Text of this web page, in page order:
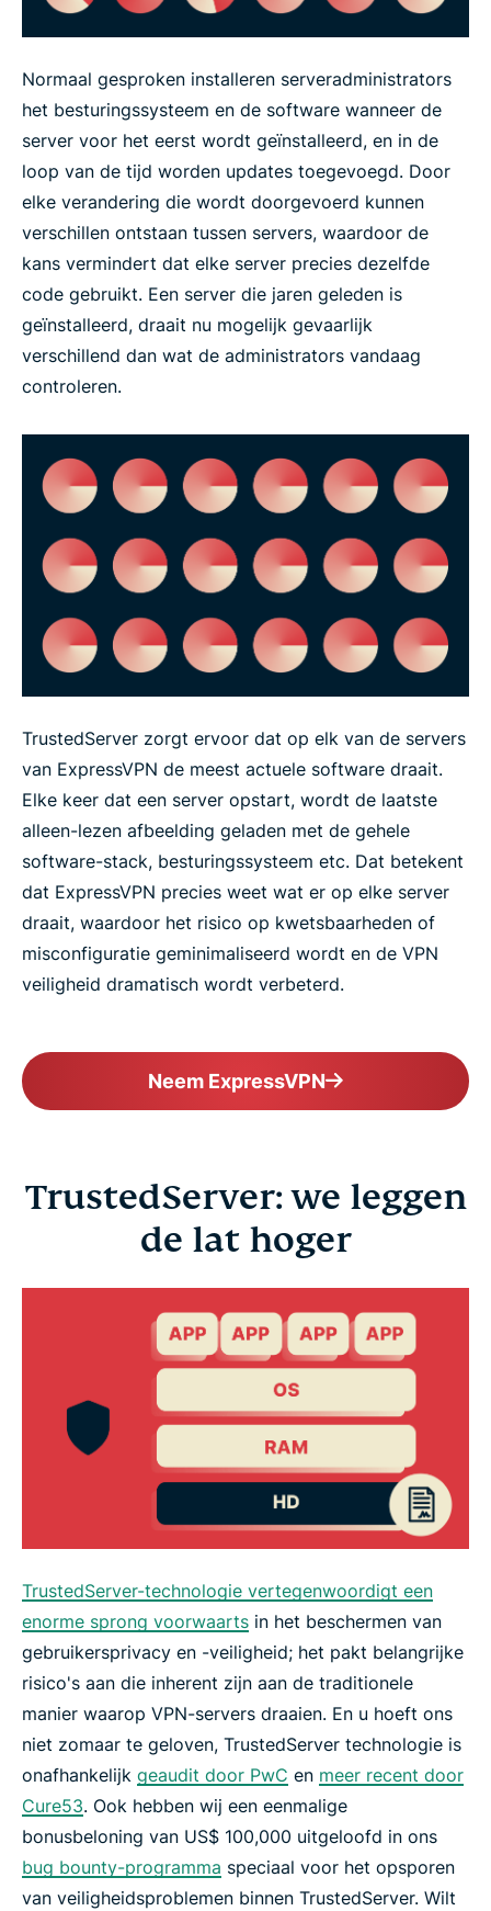
Normaal gesproken installeren serveradministrators
het besturingssysteem en de software wanneer de
server voor het eerst wordt geïnstalleerd, en in de
loop van de tijd worden updates toegevoegd. Door
elke verandering die wordt doorgevoerd kunnen
verschillen ontstaan tussen servers, waardoor de
kans vermindert dat elke server precies dezelfde
code gebruikt. Een server die jaren geleden is
geïnstalleerd, draait nu mogelijk gevaarlijk
verschillend dan wat de administrators vandaag
controleren.
TrustedServer zorgt ervoor dat op elk van de servers
van ExpressVPN de meest actuele software draait.
Elke keer dat een server opstart, wordt de laatste
alleen-lezen afbeelding geladen met de gehele
software-stack, besturingssysteem etc. Dat betekent
dat ExpressVPN precies weet wat er op elke server
draait, waardoor het risico op kwetsbaarheden of
misconfiguratie geminimaliseerd wordt en de VPN
veiligheid dramatisch wordt verbeterd.
Neem ExpressVPN
TrustedServer: we leggen
de lat hoger
TrustedServer-technologie vertegenwoordigt een
enorme sprong voorwaarts in het beschermen van
gebruikersprivacy en -veiligheid; het pakt belangrijke
risico's aan die inherent zijn aan de traditionele
manier waarop VPN-servers draaien. En u hoeft ons
niet zomaar te geloven, TrustedServer technologie is
onafhankelijk geaudit door PwC en meer recent door
Cure53. Ook hebben wij een eenmalige
bonusbeloning van US$ 100,000 uitgeloofd in ons
bug bounty-programma speciaal voor het opsporen
van veiligheidsproblemen binnen TrustedServer. Wilt